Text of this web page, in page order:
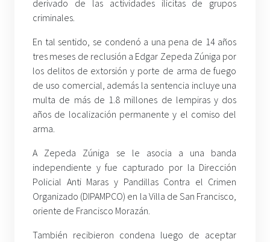
derivado de las actividades ilícitas de grupos
criminales.
En tal sentido, se condenó a una pena de 14 años
tres meses de reclusión a Edgar Zepeda Zúniga por
los delitos de extorsión y porte de arma de fuego
de uso comercial, además la sentencia incluye una
multa de más de 1.8 millones de lempiras y dos
años de localización permanente y el comiso del
arma.
A Zepeda Zúniga se le asocia a una banda
independiente y fue capturado por la Dirección
Policial Anti Maras y Pandillas Contra el Crimen
Organizado (DIPAMPCO) en la Villa de San Francisco,
oriente de Francisco Morazán.
También recibieron condena luego de aceptar